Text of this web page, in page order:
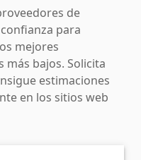
de
para
mejores
bajos. Solicita
estimaciones
en los sitios web